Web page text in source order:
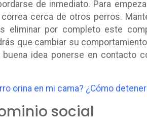
de inmediato. Para
cerca de otros perros.
eliminar por completo este
que cambiar su
idea ponerse en contacto
orina en mi cama? ¿Cómo
social